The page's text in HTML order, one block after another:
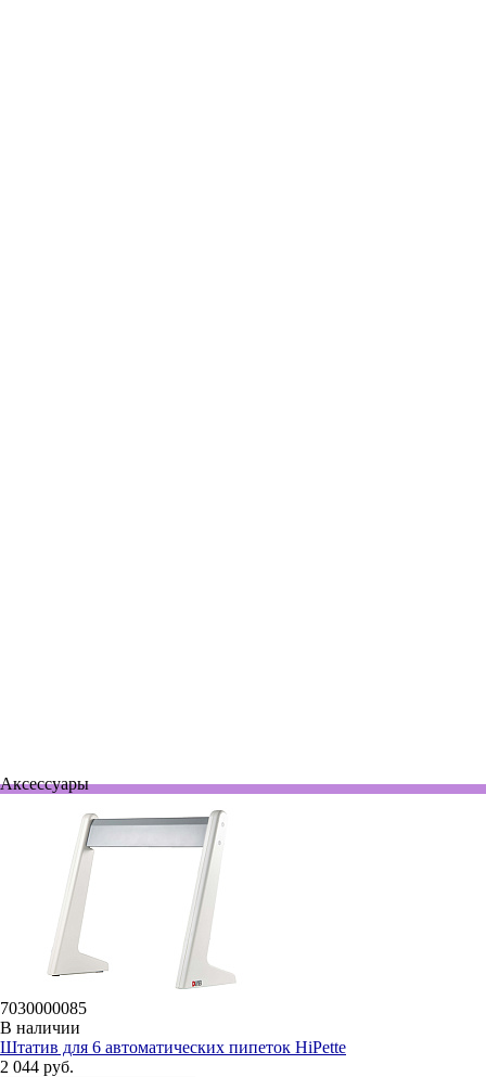
Аксессуары
7030000085
В наличии
Штатив для 6 автоматических пипеток HiPette
2 044 руб.